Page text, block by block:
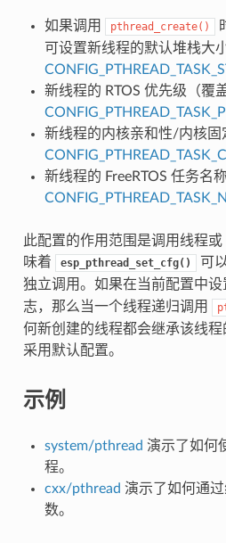
如果调用 pthread_create()
可设置新线程的默认堆栈大
新线程的 RTOS 优先级（覆
新线程的内核亲和性/内核固
新线程的 FreeRTOS 任务名
此配置的作用范围是调用线程或
味着
esp_pthread_set_cfg()
可
独立调用。如果在当前配置中设
志，那么当一个线程递归调用
何新创建的线程都会继承该线
采用默认配置。
示例
system/pthread 演示了如何
程。
cxx/pthread 演示了如何通
数。